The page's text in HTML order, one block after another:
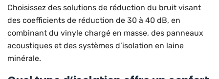
Choisissez des solutions de réduction du bruit visant
des coefficients de réduction de 30 à 40 dB, en
combinant du vinyle chargé en masse, des panneaux
acoustiques et des systèmes d’isolation en laine
minérale.